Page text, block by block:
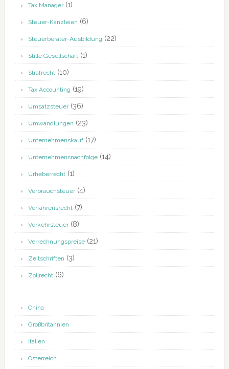
Tax Manager(1)
Steuer-Kanzleien (6)
Steuerberater-Ausbildung (22)
Stille Gesellschaft(1)
Strafrecht(10)
Tax Accounting (19)
Umsatzsteuer(36)
Umwandlungen (23)
Unternehmenskauf(17)
Unternehmensnachfolge(14)
Urheberrecht(1)
Verbrauchsteuer(4)
Verfahrensrecht(7)
Verkehrsteuer(8)
Verrechnungspreise(21)
Zeitschriften (3)
Zollrecht(6)
China
Großbritannien
Italien
Österreich